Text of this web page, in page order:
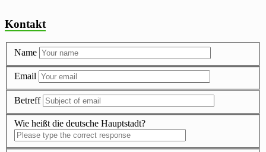
Kontakt
Name
Email
Betreff
Wie heißt die deutsche Hauptstadt?